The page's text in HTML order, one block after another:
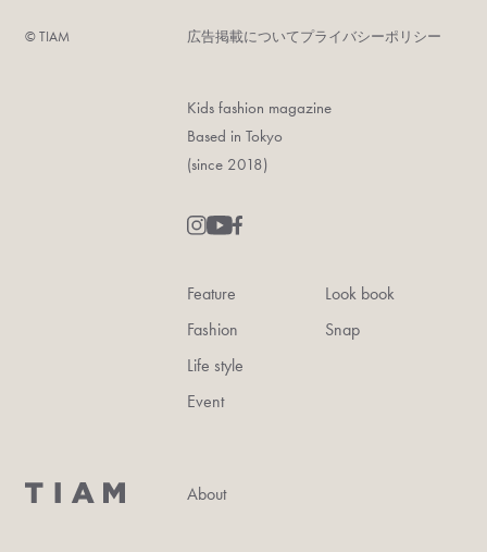
©︎ TIAM 広告掲載についてプライバシーポリシー
Kids fashion magazine
Based in Tokyo
(since 2018)
Feature
Fashion
Life style
Event
Look book
Snap
About